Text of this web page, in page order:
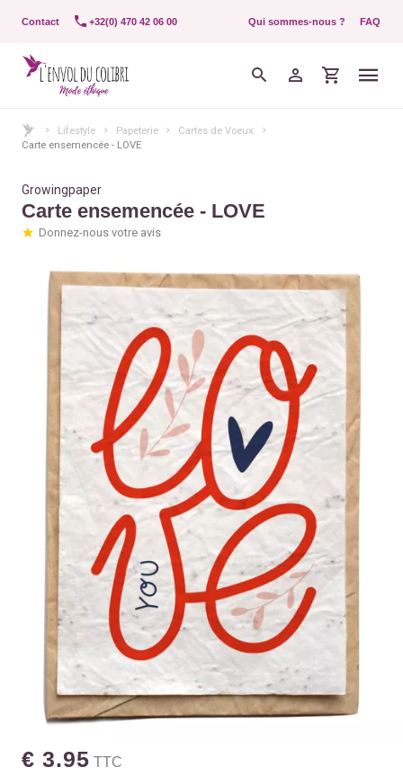
Contact +32(0) 470 42 06 00 Qui sommes-nous ? FAQ
Lifestyle Papeterie
Cartes de Voeux
Carte ensemencée - LOVE
Growingpaper
Carte ensemencée - LOVE
Donnez-nous votre avis
€ 3.95 TTC